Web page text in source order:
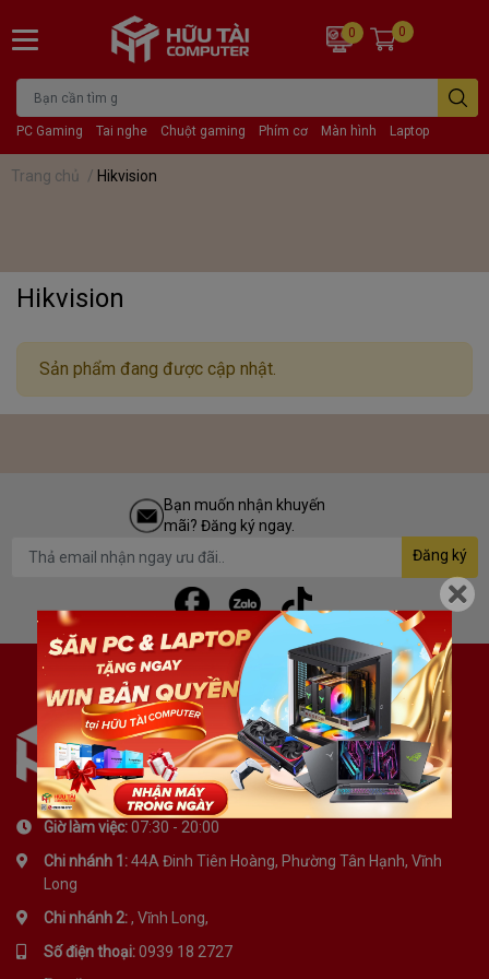
PC Gaming Tai nghe Chuột gaming Phím cơ Màn hình Laptop
0 0
Trang chủ / Hikvision
Hikvision
Sản phẩm đang được cập nhật.
Bạn muốn nhận khuyến
mãi? Đăng ký ngay.
Đăng ký
Giờ làm việc:07:30 - 20:00
Chi nhánh 1:44A Đinh Tiên Hoàng, Phường Tân Hạnh, Vĩnh
Long
Chi nhánh 2:, Vĩnh Long,
Số điện thoại:0939 18 2727